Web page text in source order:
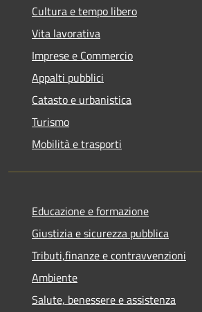
Cultura e tempo libero
Vita lavorativa
Imprese e Commercio
Appalti pubblici
Catasto e urbanistica
Turismo
Mobilità e trasporti
Educazione e formazione
Giustizia e sicurezza pubblica
Tributi,finanze e contravvenzioni
Ambiente
Salute, benessere e assistenza